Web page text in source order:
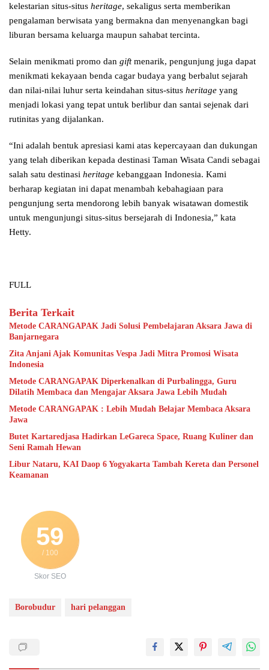
kelestarian situs-situs heritage, sekaligus serta memberikan
pengalaman berwisata yang bermakna dan menyenangkan bagi
liburan bersama keluarga maupun sahabat tercinta.
Selain menikmati promo dan giftmenarik, pengunjung juga dapat
menikmati kekayaan benda cagar budaya yang berbalut sejarah
dan nilai-nilai luhur serta keindahan situs-situs heritage yang
menjadi lokasi yang tepat untuk berlibur dan santai sejenak dari
rutinitas yang dijalankan.
“Ini adalah bentuk apresiasi kami atas kepercayaan dan dukungan
yang telah diberikan kepada destinasi Taman Wisata Candi sebagai
salah satu destinasi heritage kebanggaan Indonesia. Kami
berharap kegiatan ini dapat menambah kebahagiaan para
pengunjung serta mendorong lebih banyak wisatawan domestik
untuk mengunjungi situs-situs bersejarah di Indonesia,” kata
Hetty.
FULL
Berita Terkait
Metode CARANGAPAK Jadi Solusi Pembelajaran Aksara Jawa di
Banjarnegara
Zita Anjani Ajak Komunitas Vespa Jadi Mitra Promosi Wisata
Indonesia
Metode CARANGAPAK Diperkenalkan di Purbalingga, Guru
Dilatih Membaca dan Mengajar Aksara Jawa Lebih Mudah
Metode CARANGAPAK : Lebih Mudah Belajar Membaca Aksara
Jawa
Butet Kartaredjasa Hadirkan LeGareca Space, Ruang Kuliner dan
Seni Ramah Hewan
Libur Nataru, KAI Daop 6 Yogyakarta Tambah Kereta dan Personel
Keamanan
59
/ 100
Skor SEO
Borobudur hari pelanggan